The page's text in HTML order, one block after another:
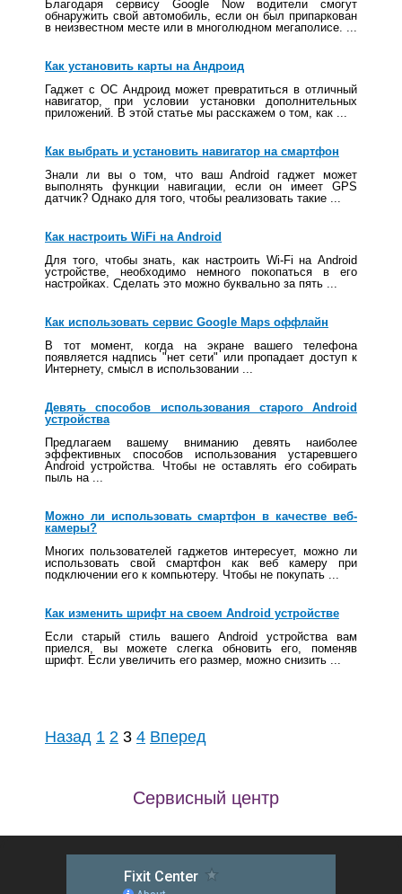
Благодаря сервису Google Now водители смогут
обнаружить свой автомобиль, если он был припаркован
в неизвестном месте или в многолюдном мегаполисе. ...
Как установить карты на Андроид
Гаджет с ОС Андроид может превратиться в отличный
навигатор, при условии установки дополнительных
приложений. В этой статье мы расскажем о том, как ...
Как выбрать и установить навигатор на смартфон
Знали ли вы о том, что ваш Android гаджет может
выполнять функции навигации, если он имеет GPS
датчик? Однако для того, чтобы реализовать такие ...
Как настроить WiFi на Android
Для того, чтобы знать, как настроить Wi-Fi на Android
устройстве, необходимо немного покопаться в его
настройках. Сделать это можно буквально за пять ...
Как использовать сервис Google Maps оффлайн
В тот момент, когда на экране вашего телефона
появляется надпись "нет сети" или пропадает доступ к
Интернету, смысл в использовании ...
Девять способов использования старого Android
устройства
Предлагаем вашему вниманию девять наиболее
эффективных способов использования устаревшего
Android устройства. Чтобы не оставлять его собирать
пыль на ...
Можно ли использовать смартфон в качестве веб-
камеры?
Многих пользователей гаджетов интересует, можно ли
использовать свой смартфон как веб камеру при
подключении его к компьютеру. Чтобы не покупать ...
Как изменить шрифт на своем Android устройстве
Если старый стиль вашего Android устройства вам
приелся, вы можете слегка обновить его, поменяв
шрифт. Если увеличить его размер, можно снизить ...
Назад 1 2 3 4 Вперед
Сервисный центр